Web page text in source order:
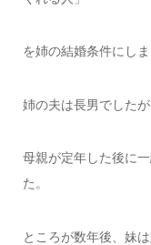
を姉の結婚条件にしま
姉の夫は長男でした
母親が定年した後に
た。
ところが数年後、妹